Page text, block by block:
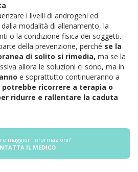
i livelli di androgeni ed
modalità di allenamento, la
o la condizione fisica dei soggetti.
della prevenzione, perché se la
di solito si rimedia, ma se la
allora le soluzioni ci sono, ma in
e soprattutto continueranno a
potrebbe ricorrere a terapia o
ridurre e rallentare la caduta
maggiori informazioni?
IL MEDICO